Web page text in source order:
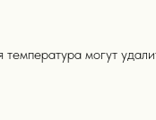
могут